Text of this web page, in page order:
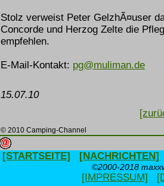
Stolz verweist Peter GelzhÃ¤user
Concorde und Herzog Zelte die
empfehlen.
E-Mail-Kontakt: pg@muliman.de
15.07.10
© 2010 Camping-Channel
[STARTSEITE] [NACHRICHTEN]
©2000-2018
[IMPRESSUM]